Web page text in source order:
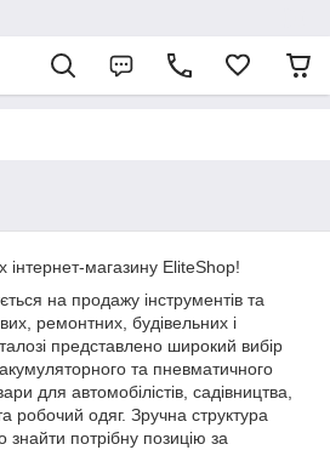
інтернет-магазину EliteShop!
на продажу інструментів та
ремонтних, будівельних і
представлено широкий вибір
та пневматичного
для автомобілістів, садівництва,
робочий одяг. Зручна структура
потрібну позицію за